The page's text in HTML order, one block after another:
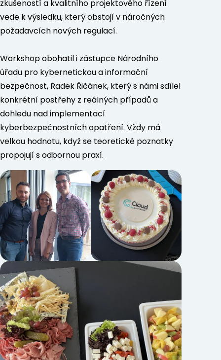
zkušeností a kvalitního projektového řízení
vede k výsledku, který obstojí v náročných
požadavcích nových regulací.
Workshop obohatil i zástupce Národního
úřadu pro kybernetickou a informační
bezpečnost, Radek Řičánek, který s námi sdílel
konkrétní postřehy z reálných případů a
dohledu nad implementací
kyberbezpečnostních opatření. Vždy má
velkou hodnotu, když se teoretické poznatky
propojují s odbornou praxí.